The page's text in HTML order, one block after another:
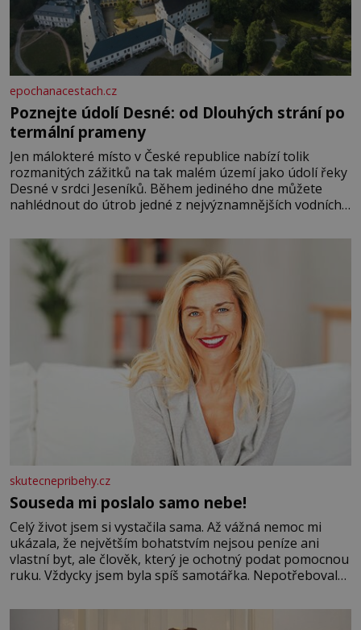
epochanacestach.cz
Poznejte údolí Desné: od Dlouhých strání po
termální prameny
Jen málokteré místo v České republice nabízí tolik
rozmanitých zážitků na tak malém území jako údolí řeky
Desné v srdci Jeseníků. Během jediného dne můžete
nahlédnout do útrob jedné z nejvýznamnějších vodních
se na koloběžce a den zakončit poznáváním památek ve
Velkých Losinách nebo v termálním
skutecnepribehy.cz
Souseda mi poslalo samo nebe!
Celý život jsem si vystačila sama. Až vážná nemoc mi
ukázala, že největším bohatstvím nejsou peníze ani
vlastní byt, ale člověk, který je ochotný podat pomocnou
ruku. Vždycky jsem byla spíš samotářka. Nepotřebovala
mi knihy, práce a hlavně klid. Hned po studiích jsem